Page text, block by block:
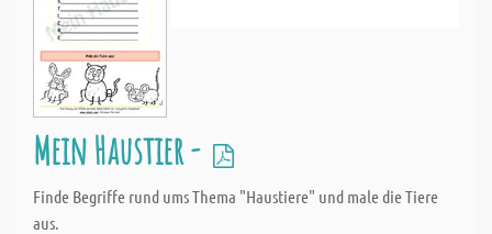
Mein Haustier -
Finde Begriffe rund ums Thema "Haustiere" und male die Tiere
aus.